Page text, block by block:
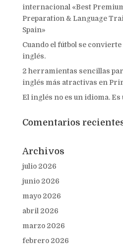
internacional «Best
Preparation & Language
Spain»
Cuando el fútbol se
inglés.
2 herramientas sencillas
inglés más atractivas en
El inglés no es un idioma. Es
Comentarios
Archivos
julio 2026
junio 2026
mayo 2026
abril 2026
marzo 2026
febrero 2026